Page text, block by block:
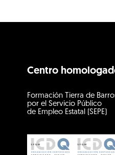
Centro
Formación Tierra de
por el Servicio Público
de Empleo Estatal (SEPE)